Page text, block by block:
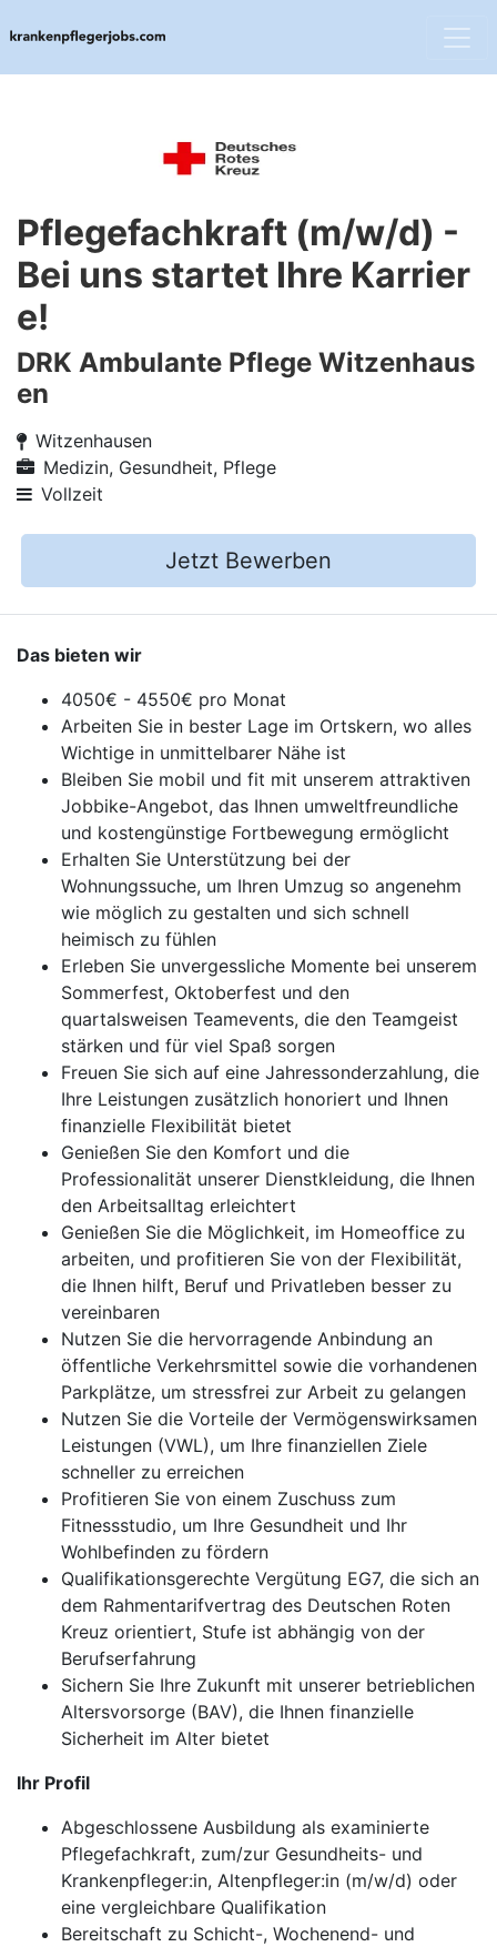
Pflegefachkraft (m/w/d) -
Bei uns startet Ihre Karrier
e!
DRK Ambulante Pflege Witzenhaus
en
Witzenhausen
Medizin, Gesundheit, Pflege
Vollzeit
Jetzt Bewerben
Das bieten wir
4050€ - 4550€ pro Monat
Arbeiten Sie in bester Lage im Ortskern, wo alles
Wichtige in unmittelbarer Nähe ist
Bleiben Sie mobil und fit mit unserem attraktiven
Jobbike-Angebot, das Ihnen umweltfreundliche
und kostengünstige Fortbewegung ermöglicht
Erhalten Sie Unterstützung bei der
Wohnungssuche, um Ihren Umzug so angenehm
wie möglich zu gestalten und sich schnell
heimisch zu fühlen
Erleben Sie unvergessliche Momente bei unserem
Sommerfest, Oktoberfest und den
quartalsweisen Teamevents, die den Teamgeist
stärken und für viel Spaß sorgen
Freuen Sie sich auf eine Jahressonderzahlung, die
Ihre Leistungen zusätzlich honoriert und Ihnen
finanzielle Flexibilität bietet
Genießen Sie den Komfort und die
Professionalität unserer Dienstkleidung, die Ihnen
den Arbeitsalltag erleichtert
Genießen Sie die Möglichkeit, im Homeoffice zu
arbeiten, und profitieren Sie von der Flexibilität,
die Ihnen hilft, Beruf und Privatleben besser zu
vereinbaren
Nutzen Sie die hervorragende Anbindung an
öffentliche Verkehrsmittel sowie die vorhandenen
Parkplätze, um stressfrei zur Arbeit zu gelangen
Nutzen Sie die Vorteile der Vermögenswirksamen
Leistungen (VWL), um Ihre finanziellen Ziele
schneller zu erreichen
Profitieren Sie von einem Zuschuss zum
Fitnessstudio, um Ihre Gesundheit und Ihr
Wohlbefinden zu fördern
Qualifikationsgerechte Vergütung EG7, die sich an
dem Rahmentarifvertrag des Deutschen Roten
Kreuz orientiert, Stufe ist abhängig von der
Berufserfahrung
Sichern Sie Ihre Zukunft mit unserer betrieblichen
Altersvorsorge (BAV), die Ihnen finanzielle
Sicherheit im Alter bietet
Ihr Profil
Abgeschlossene Ausbildung als examinierte
Pflegefachkraft, zum/zur Gesundheits- und
Krankenpfleger:in, Altenpfleger:in (m/w/d) oder
eine vergleichbare Qualifikation
Bereitschaft zu Schicht-, Wochenend- und